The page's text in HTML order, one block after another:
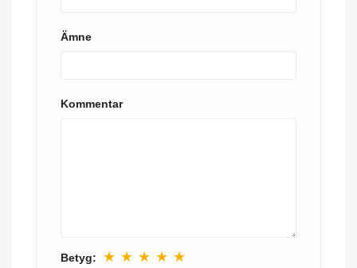
Ämne
Kommentar
Betyg: ★ ★ ★ ★ ★